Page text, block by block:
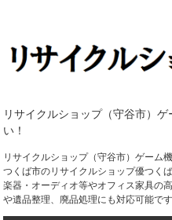
リサイクルショップ（守谷市）
い！
リサイクルショップ（守谷市）ゲー
つくば市のリサイクルショップ優つく
楽器・オーディオ等やオフィス家具の
や遺品整理、廃品処理にも対応可能です